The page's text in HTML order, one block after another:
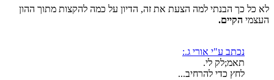
לא כל כך הבנתי למה הצעת את זה, הדיון על כמה להקצות מתוך ההון
העצמי הקיים.
נכתב ע"י אורי ג.:
תאמ;לק לי.
לחץ כדי להרחיב...